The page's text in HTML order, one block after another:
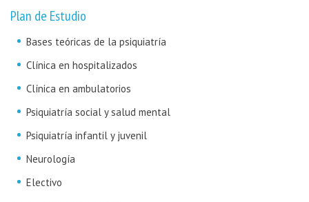
Plan de Estudio
Bases teóricas de la psiquiatría
Clínica en hospitalizados
Clínica en ambulatorios
Psiquiatría social y salud mental
Psiquiatría infantil y juvenil
Neurología
Electivo